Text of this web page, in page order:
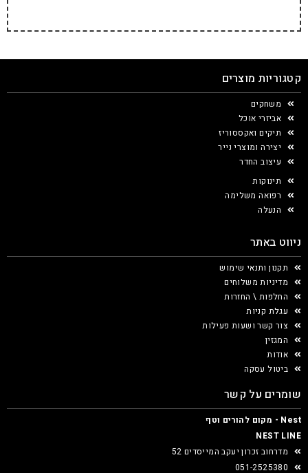
קטגוריות מוצרים
משחקים
אביזרי אוכל
תיקים ואקססוריז
יצירה ומוצרי נייר
עיצוב החדר
תינוקות
רפואה משלימה
הנעלה
ניווט באתר
תקנון ותנאי שימוש
מדיניות משלוחים
החלפות \ החזרות
עגלת קניות
צור קשר ושעות פעילות
המגזין
אודות
ביטול עסקה
שומרים על קשר
Nest - מקום להורים וטף
NEST LINE
מדרחוב זכרון יעקב המייסדים 52
051-2525380